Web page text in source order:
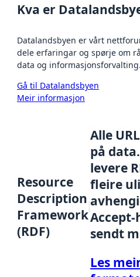
Kva er
Datalandsbyen er vårt
dele erfaringar og spørje om
data og informasjonsforvalting.
Gå til Datalandsbyen
Meir informasjon
Resource
Description
Framework
(RDF)
Alle
på
levere
fleire
sendt
Les